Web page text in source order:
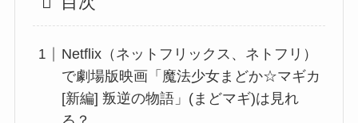
Netflix（ネットフリックス、ネトフリ）
で劇場版映画「魔法少女まどか☆マギカ
[新編] 叛逆の物語」(まどマギ)は見れ